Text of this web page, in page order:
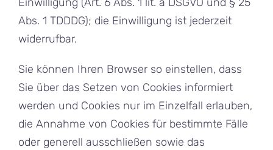
Abs. 1 TDDDG); die Einwilligung ist jederzeit
widerrufbar.
Sie können Ihren Browser so einstellen, dass
Sie über das Setzen von Cookies informiert
werden und Cookies nur im Einzelfall erlauben,
die Annahme von Cookies für bestimmte Fälle
oder generell ausschließen sowie das